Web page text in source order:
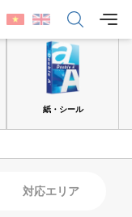
紙・シール
対応エリア